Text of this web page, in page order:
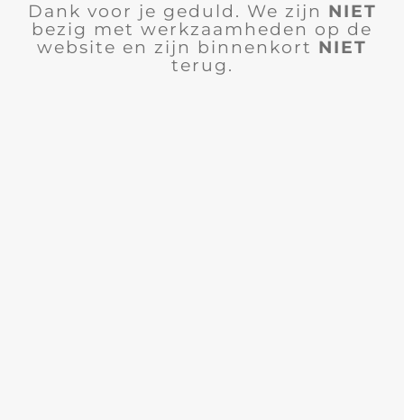
Dank voor je geduld. We zijn NIET
bezig met werkzaamheden op de
website en zijn binnenkort NIET
terug.